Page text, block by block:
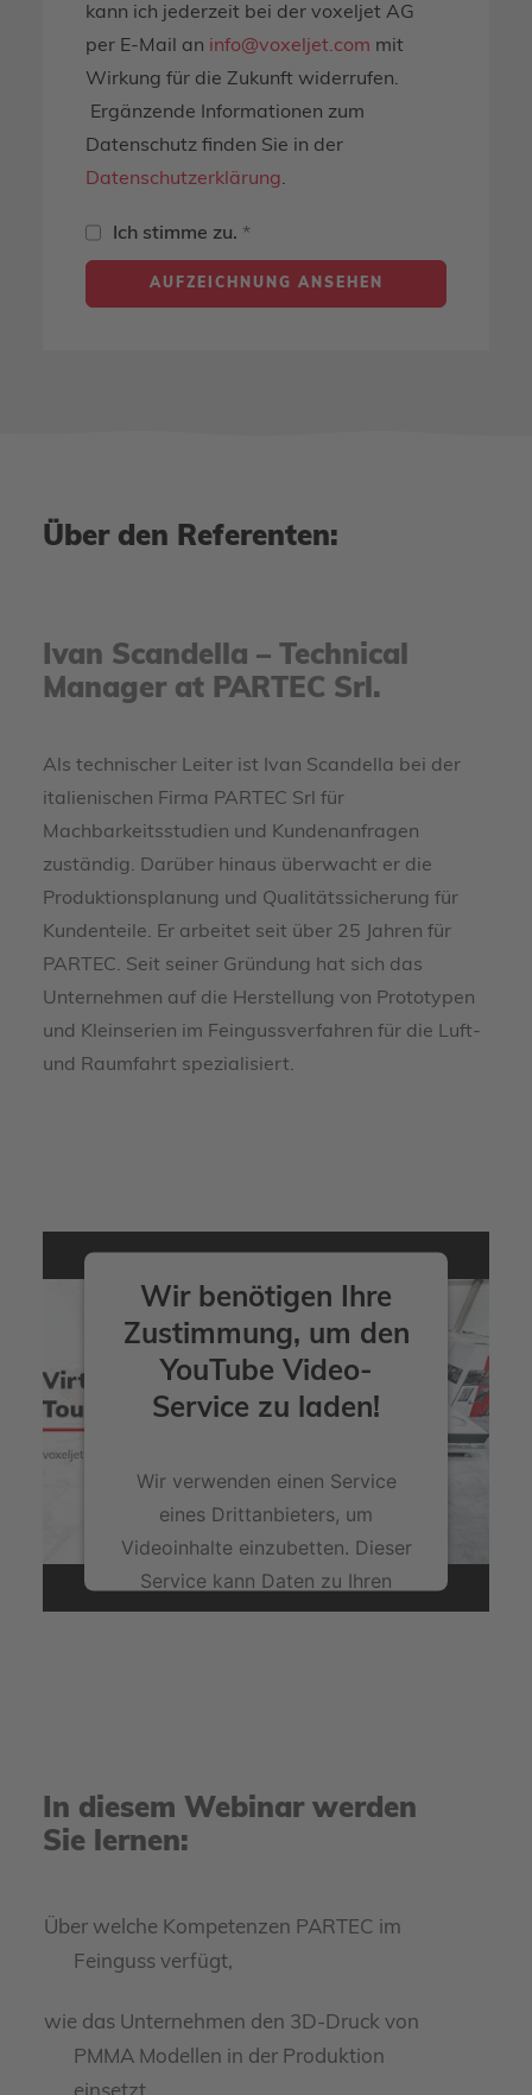
kann ich jederzeit bei der voxeljet AG
per E-Mail an info@voxeljet.com mit
Wirkung für die Zukunft widerrufen.
Ergänzende Informationen zum
Datenschutz finden Sie in der
Datenschutzerklärung.
Ich stimme zu. *
Über den Referenten:
Ivan Scandella – Technical
Manager at PARTEC Srl.
Als technischer Leiter ist Ivan Scandella bei der
italienischen Firma PARTEC Srl für
Machbarkeitsstudien und Kundenanfragen
zuständig. Darüber hinaus überwacht er die
Produktionsplanung und Qualitätssicherung für
Kundenteile. Er arbeitet seit über 25 Jahren für
PARTEC. Seit seiner Gründung hat sich das
Unternehmen auf die Herstellung von Prototypen
und Kleinserien im Feingussverfahren für die Luft-
und Raumfahrt spezialisiert.
Wir benötigen Ihre
Zustimmung, um den
YouTube Video-
Service zu laden!
Wir verwenden einen Service
eines Drittanbieters, um
Videoinhalte einzubetten. Dieser
Service kann Daten zu Ihren
Aktivitäten sammeln. Bitte lesen
Akzeptieren
Platform
In diesem Webinar werden
Sie lernen:
Über welche Kompetenzen PARTEC im
Feinguss verfügt,
wie das Unternehmen den 3D-Druck von
PMMA Modellen in der Produktion